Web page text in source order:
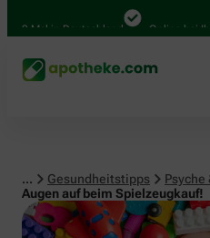
Mal in Deutschland Online bei Ihrer
... Gesundheitstipps
Psyche
Augen auf beim Spielzeugkauf!
Psyche & Wohlbefinden